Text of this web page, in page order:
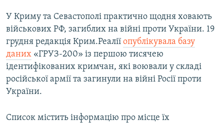
У Криму та Севастополі практично щодня ховають
військових РФ, загиблих на війні проти України. 19
грудня редакція Крим.Реалії опублікувала базу
даних «ГРУЗ-200» із першою тисячею
ідентифікованих кримчан, які воювали у складі
російської армії та загинули на війні Росії проти
України.
Список містить інформацію про місце їх